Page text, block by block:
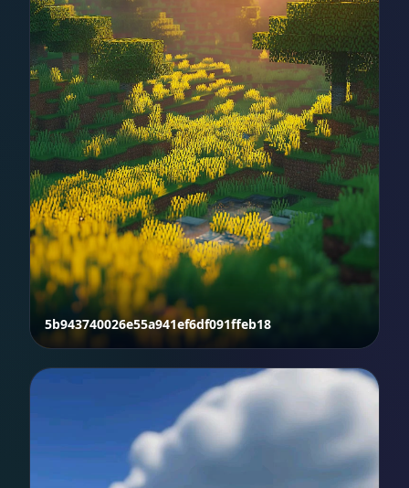
5b943740026e55a941ef6df091ffeb18